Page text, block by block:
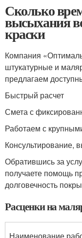
Сколько
высыхания
краски
Компания
штукатурные и
предлагаем
Быстрый расчет
Смета с
Работаем с
Консультирование,
Обратившись за
получаете помощь
долговечность
Расценки на